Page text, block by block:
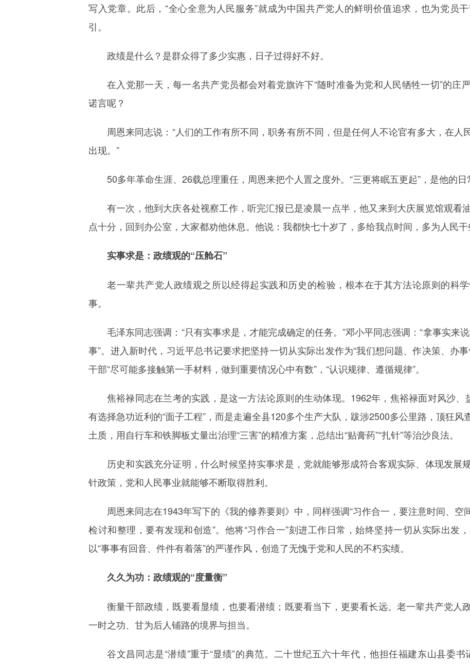
写入党章。此后，“全心全意为人民服务”就成为中国共产党人的鲜明价值追求，也为党员
引。
政绩是什么？是群众得了多少实惠，日子过得好不好。
在入党那一天，每一名共产党员都会对着党旗许下“随时准备为党和人民牺牲一切”的庄
诺言呢？
周恩来同志说：“人们的工作有所不同，职务有所不同，但是任何人不论官有多大，在人
出现。”
50多年革命生涯、26载总理重任，周恩来把个人置之度外。“三更将眠五更起”，是他的日
有一次，他到大庆各处视察工作，听完汇报已是凌晨一点半，他又来到大庆展览馆观看
点十分，回到办公室，大家都劝他休息。他说：我都快七十岁了，多给我点时间，多为人民干
实事求是：政绩观的“压舱石”
老一辈共产党人政绩观之所以经得起实践和历史的检验，根本在于其方法论原则的科
事。
毛泽东同志强调：“只有实事求是，才能完成确定的任务。”邓小平同志强调：“拿事实来
事”。进入新时代，习近平总书记要求把坚持一切从实际出发作为“我们想问题、作决策、办
干部“尽可能多接触第一手材料，做到重要情况心中有数”，“认识规律、遵循规律”。
焦裕禄同志在兰考的实践，是这一方法论原则的生动体现。1962年，焦裕禄面对风沙、
有选择急功近利的“面子工程”，而是走遍全县120多个生产大队，跋涉2500多公里路，顶狂
土质，用自行车和铁脚板丈量出治理“三害”的精准方案，总结出“贴膏药”“扎针”等治沙良法。
历史和实践充分证明，什么时候坚持实事求是，党就能够形成符合客观实际、体现发展
针政策，党和人民事业就能够不断取得胜利。
周恩来同志在1943年写下的《我的修养要则》中，同样强调“习作合一，要注意时间、
检讨和整理，要有发现和创造”。他将“习作合一”刻进工作日常，始终坚持一切从实际出发
以“事事有回音、件件有着落”的严谨作风，创造了无愧于党和人民的不朽实绩。
久久为功：政绩观的“度量衡”
衡量干部政绩，既要看显绩，也要看潜绩；既要看当下，更要看长远。老一辈共产党人
一时之功、甘为后人铺路的境界与担当。
谷文昌同志是“潜绩”重于“显绩”的典范。二十世纪五六十年代，他担任福建东山县委